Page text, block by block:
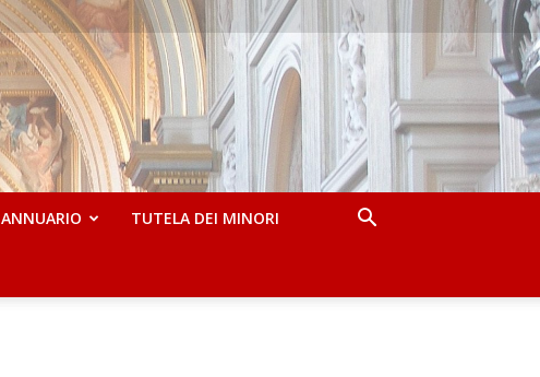
ANNUARIO TUTELA DEI MINORI